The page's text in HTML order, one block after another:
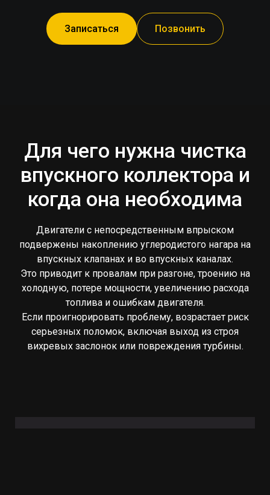
Записаться Позвонить
Для чего нужна чистка
впускного коллектора и
когда она необходима
Двигатели с непосредственным впрыском
подвержены накоплению углеродистого нагара на
впускных клапанах и во впускных каналах.
Это приводит к провалам при разгоне, троению на
холодную, потере мощности, увеличению расхода
топлива и ошибкам двигателя.
Если проигнорировать проблему, возрастает риск
серьезных поломок, включая выход из строя
вихревых заслонок или повреждения турбины.